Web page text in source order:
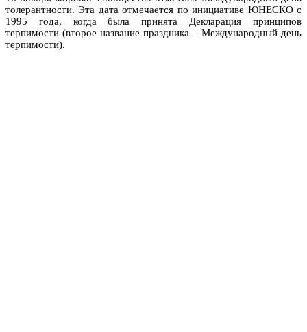
толерантности. Эта дата отмечается по инициативе ЮНЕСКО с
1995 года, когда была принята Декларация принципов
терпимости (второе название праздника – Международный день
терпимости).